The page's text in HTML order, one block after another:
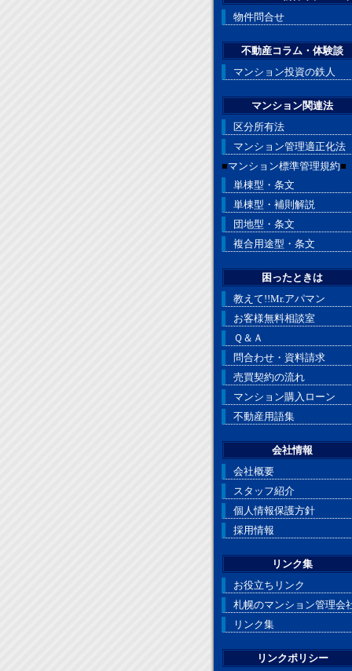
物件問合せ
不動産コラム・体験談
マンション投資の鉄人
マンション関連法
区分所有法
マンション管理適正化法
■マンション標準管理規約■
単棟型・条文
単棟型・補則解説
団地型・条文
複合用途型・条文
困ったときは
教えて!!Mr.アパマン
お客様無料相談室
Ｑ＆Ａ
問合わせ・資料請求
売買契約の流れ
マンション購入ローン
不動産用語集
会社情報
会社概要
スタッフ紹介
個人情報保護方針
採用情報
リンク集
お役立ちリンク
札幌のマンション管理会
リンク集
リンクポリシー